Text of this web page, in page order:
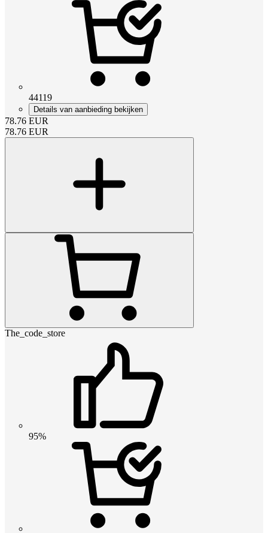
44119
Details van aanbieding bekijken
78.76 EUR
78.76 EUR
The_code_store
95%